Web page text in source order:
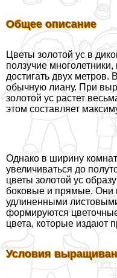
Общее описание
Цветы золотой ус в
ползучие
достигать двух
обычную лиану. При
золотой ус растет
этом составляет
Однако в ширину
увеличиваться до
цветы золотой ус
боковые и прямые. Они
удлиненными
формируются
цвета, которые издают
Условия